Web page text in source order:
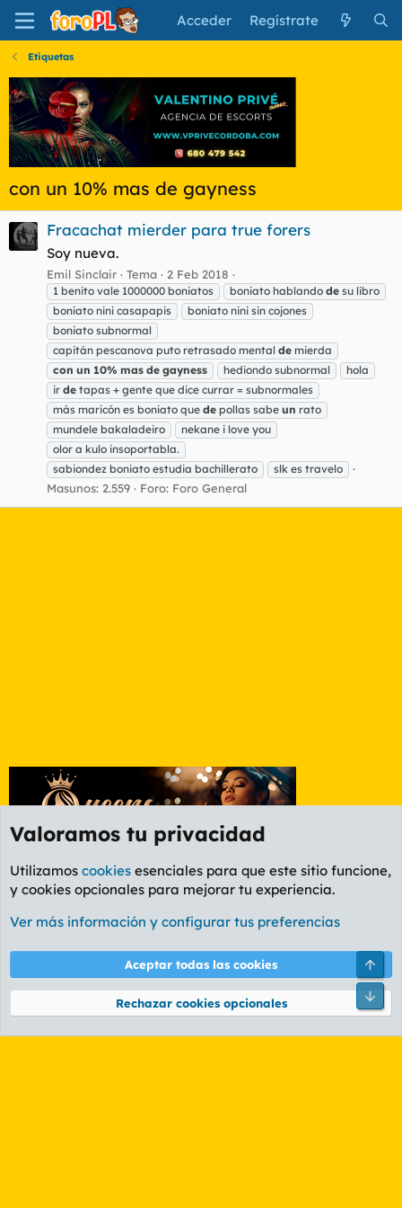
Acceder Regístrate
Etiquetas
con un 10% mas de gayness
Fracachat mierder para true forers
Soy nueva.
Emil Sinclair Tema 2 Feb 2018
1 benito vale 1000000 boniatos boniato hablando de su libro
boniato nini casapapis
boniato nini sin cojones
boniato subnormal
capitán pescanova puto retrasado mental de mierda
con un 10% mas de gayness hediondo subnormal
hola
ir de tapas + gente que dice currar = subnormales
más maricón es boniato que de pollas sabe un rato
mundele bakaladeiro
nekane i love you
olor a kulo insoportabla.
sabiondez boniato estudia bachillerato
slk es travelo
Masunos: 2.559 Foro: Foro General
Etiquetas
Cookies
PL OLDSTYLE AMARILLO
Términos y reglas Política de privacidad Ayuda
Community platform by XenForo® © 2010-2026 XenForo Ltd.
Valoramos tu privacidad
Utilizamos cookies esenciales para que este sitio funcione,
y cookies opcionales para mejorar tu experiencia.
Ver más información y configurar tus preferencias
Aceptar todas las cookies
Rechazar cookies opcionales
Pie